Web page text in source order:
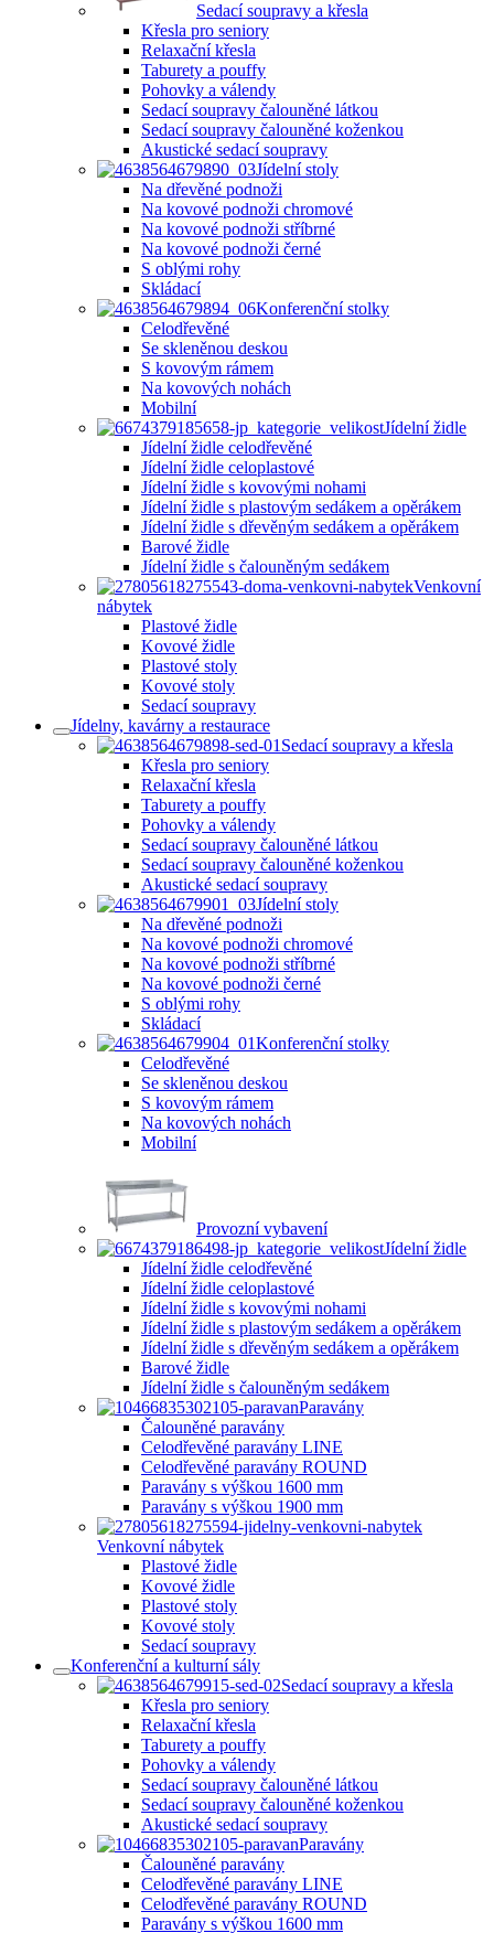
Sedací soupravy a křesla
Křesla pro seniory
Relaxační křesla
Taburety a pouffy
Pohovky a válendy
Sedací soupravy čalouněné látkou
Sedací soupravy čalouněné koženkou
Akustické sedací soupravy
Jídelní stoly
Na dřevěné podnoži
Na kovové podnoži chromové
Na kovové podnoži stříbrné
Na kovové podnoži černé
S oblými rohy
Skládací
Konferenční stolky
Celodřevěné
Se skleněnou deskou
S kovovým rámem
Na kovových nohách
Mobilní
Jídelní židle
Jídelní židle celodřevěné
Jídelní židle celoplastové
Jídelní židle s kovovými nohami
Jídelní židle s plastovým sedákem a opěrákem
Jídelní židle s dřevěným sedákem a opěrákem
Barové židle
Jídelní židle s čalouněným sedákem
Venkovní
nábytek
Plastové židle
Kovové židle
Plastové stoly
Kovové stoly
Sedací soupravy
Jídelny, kavárny a restaurace
Sedací soupravy a křesla
Křesla pro seniory
Relaxační křesla
Taburety a pouffy
Pohovky a válendy
Sedací soupravy čalouněné látkou
Sedací soupravy čalouněné koženkou
Akustické sedací soupravy
Jídelní stoly
Na dřevěné podnoži
Na kovové podnoži chromové
Na kovové podnoži stříbrné
Na kovové podnoži černé
S oblými rohy
Skládací
Konferenční stolky
Celodřevěné
Se skleněnou deskou
S kovovým rámem
Na kovových nohách
Mobilní
Provozní vybavení
Jídelní židle
Jídelní židle celodřevěné
Jídelní židle celoplastové
Jídelní židle s kovovými nohami
Jídelní židle s plastovým sedákem a opěrákem
Jídelní židle s dřevěným sedákem a opěrákem
Barové židle
Jídelní židle s čalouněným sedákem
Paravány
Čalouněné paravány
Celodřevěné paravány LINE
Celodřevěné paravány ROUND
Paravány s výškou 1600 mm
Paravány s výškou 1900 mm
Venkovní nábytek
Plastové židle
Kovové židle
Plastové stoly
Kovové stoly
Sedací soupravy
Konferenční a kulturní sály
Sedací soupravy a křesla
Křesla pro seniory
Relaxační křesla
Taburety a pouffy
Pohovky a válendy
Sedací soupravy čalouněné látkou
Sedací soupravy čalouněné koženkou
Akustické sedací soupravy
Paravány
Čalouněné paravány
Celodřevěné paravány LINE
Celodřevěné paravány ROUND
Paravány s výškou 1600 mm